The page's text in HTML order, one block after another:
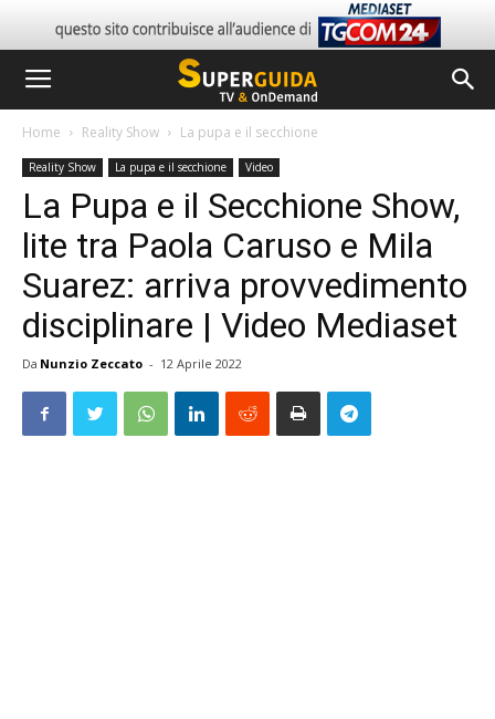
Home Reality Show La pupa e il secchione
Reality Show La pupa e il secchione Video
La Pupa e il Secchione Show,
lite tra Paola Caruso e Mila
Suarez: arriva provvedimento
disciplinare | Video Mediaset
Da Nunzio Zeccato - 12 Aprile 2022